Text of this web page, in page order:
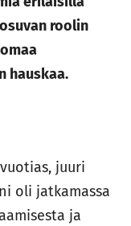
roolin
hauskaa.
juuri
oli jatkamassa
ja